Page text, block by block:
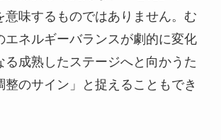
意味するものではありません。む
エネルギーバランスが劇的に変化
る成熟したステージへと向かうた
整のサイン」と捉えることもでき